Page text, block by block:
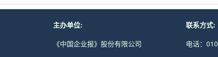
主办单位:
《中国企业报》股份有限公司
联系方式:
电话：